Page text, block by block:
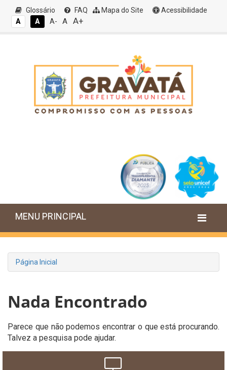
Glossário FAQ Mapa do Site
Acessibilidade
A
A A- A A+
MENU PRINCIPAL
Página Inicial
Nada Encontrado
Parece que não podemos encontrar o que está procurando.
Talvez a pesquisa pode ajudar.